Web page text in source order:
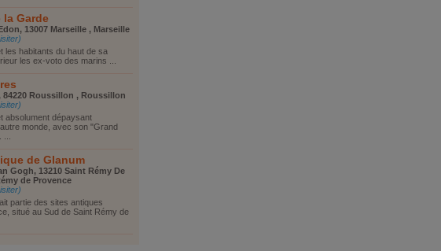
la Garde
13007 Marseille , Marseille
les habitants du haut de sa
les ex-voto des marins ...
84220 Roussillon , Roussillon
absolument dépaysant
monde, avec son "Grand
de Glanum
Gogh, 13210 Saint Rémy De
de Provence
partie des sites antiques
situé au Sud de Saint Rémy de